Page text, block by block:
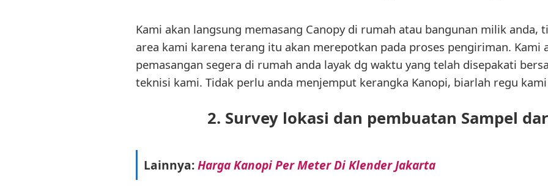
Kami akan langsung memasang Canopy di rumah atau bangunan milik anda,
area kami karena terang itu akan merepotkan pada proses pengiriman. Kami
pemasangan segera di rumah anda layak dg waktu yang telah disepakati
teknisi kami. Tidak perlu anda menjemput kerangka Kanopi, biarlah regu
2. Survey lokasi dan pembuatan Sampel
Lainnya:Harga Kanopi Per Meter Di Klender Jakarta